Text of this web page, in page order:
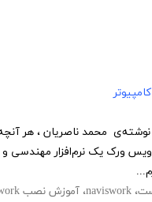
محمد ناصریان ، هر آنچه که
ناویس ورک یک نرم‌افزار
، naviswork، آموزش نصب naviswork